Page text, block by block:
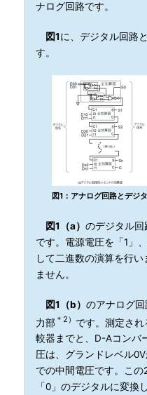
ナログ回路です。
図1に、デジタル回路
す。
図1：アナログ回路とデジ
図1（a） のデジタル
です。電源電圧を「1」
して二進数の演算を行
ません。
図1（b） のアナログ
力部 ＊2） です。測定さ
較器までと、D-Aコンバ
圧は、グランドレベル
での中間電圧です。この
「0」のデジタルに変換